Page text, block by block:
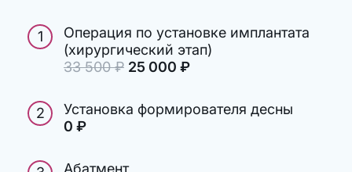
1
Операция по установке имплантата
(хирургический этап)
33 500руб.
₽ 25 000 руб.
₽
2
Установка формирователя десны
0 руб.
₽